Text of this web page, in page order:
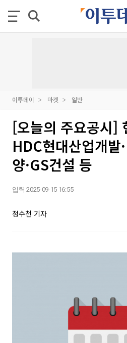
이투데이 마켓 일반
[오늘의 주요공시]
HDC현대산업개발
양·GS건설 등
입력 2025-09-15 16:55
정수천 기자